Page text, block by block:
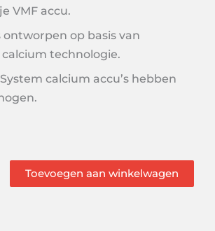
VMF accu.
ontworpen op basis van
technologie.
calcium accu’s hebben
Toevoegen aan winkelwagen